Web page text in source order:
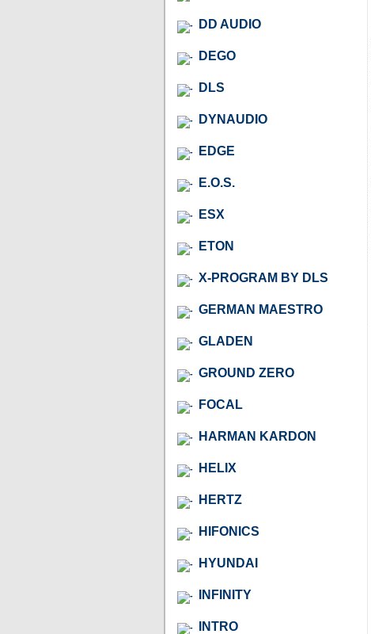
DD AUDIO
DEGO
DLS
DYNAUDIO
EDGE
E.O.S.
ESX
ETON
X-PROGRAM BY DLS
GERMAN MAESTRO
GLADEN
GROUND ZERO
FOCAL
HARMAN KARDON
HELIX
HERTZ
HIFONICS
HYUNDAI
INFINITY
INTRO